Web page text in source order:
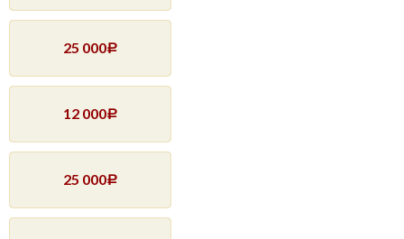
25 000Р
12 000Р
25 000Р